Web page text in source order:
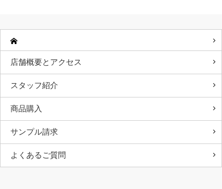
店舗概要とアクセス
スタッフ紹介
商品購入
サンプル請求
よくあるご質問